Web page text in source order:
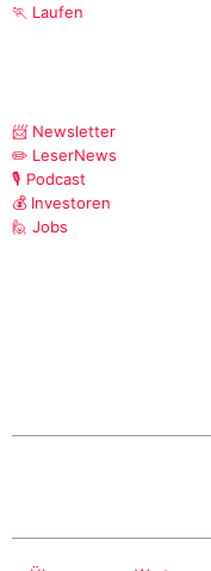
🏃 Laufen
📨 Newsletter
✏️ LeserNews
🎙️ Podcast
💰 Investoren
🙋 Jobs